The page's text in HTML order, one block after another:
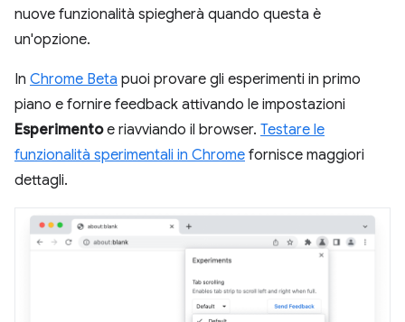
nuove funzionalità spiegherà quando questa è
un'opzione.
In Chrome Beta puoi provare gli esperimenti in primo
piano e fornire feedback attivando le impostazioni
Esperimentoe riavviando il browser. Testare le
funzionalità sperimentali in Chrome fornisce maggiori
dettagli.